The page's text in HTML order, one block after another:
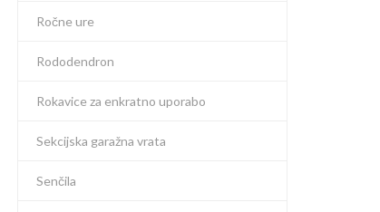
Ročne ure
Rododendron
Rokavice za enkratno uporabo
Sekcijska garažna vrata
Senčila